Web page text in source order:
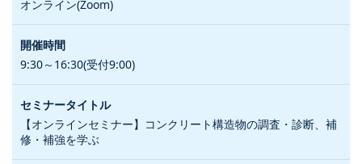
オンライン(Zoom)
9:30～16:30(受付9:00)
【オンラインセミナー】コンクリート構造物の調査・診断、補
修・補強を学ぶ